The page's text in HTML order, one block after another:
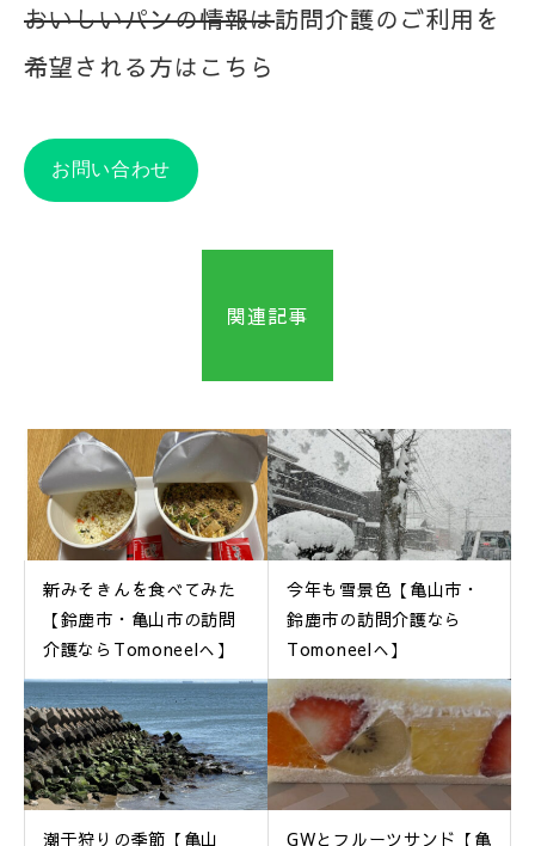
おいしいパンの情報は訪問介護のご利用を
希望される方はこちら
お問い合わせ
関連記事
新みそきんを食べてみた
【鈴鹿市・亀山市の訪問
介護ならTomoneelへ】
今年も雪景色【亀山市・
鈴鹿市の訪問介護なら
Tomoneelへ】
潮干狩りの季節【亀山
GWとフルーツサンド【亀